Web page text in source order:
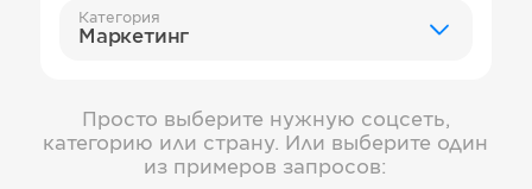
Категория
Маркетинг
Просто выберите нужную соцсеть,
категорию или страну. Или выберите один
из примеров запросов: